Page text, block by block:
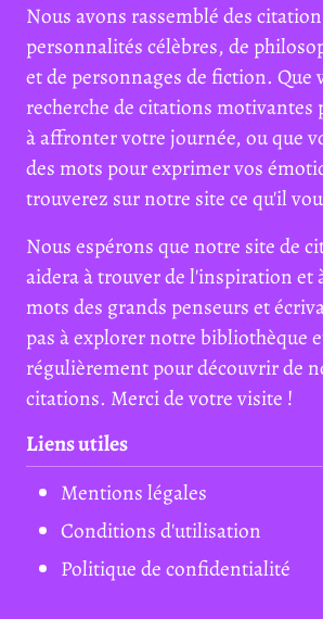
Nous avons rassemblé des
personnalités célèbres, de
et de personnages de fiction. Que
recherche de citations motivantes
à affronter votre journée, ou que
des mots pour exprimer vos
trouverez sur notre site ce qu'il
Nous espérons que notre site de
aidera à trouver de l'inspiration et
mots des grands penseurs et
pas à explorer notre bibliothèque
régulièrement pour découvrir de
citations. Merci de votre visite !
Liens utiles
Mentions légales
Conditions d'utilisation
Politique de confidentialité